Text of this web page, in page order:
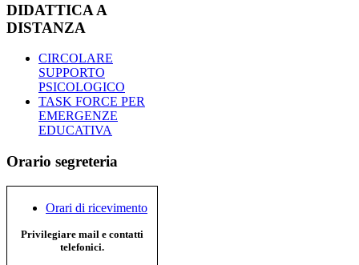
DIDATTICA A
DISTANZA
CIRCOLARE
SUPPORTO
PSICOLOGICO
TASK FORCE PER
EMERGENZE
EDUCATIVA
Orario segreteria
Orari di ricevimento
Privilegiare mail e contatti
telefonici.